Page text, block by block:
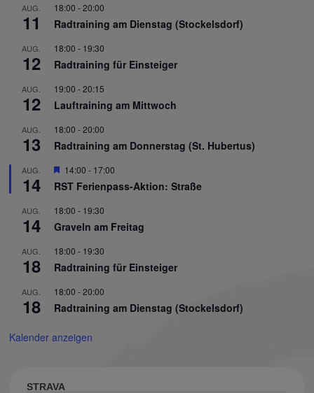
AUG.
11
18:00 -20:00
Radtraining am Dienstag (Stockelsdorf)
AUG.
12
18:00 - 19:30
Radtraining für Einsteiger
AUG.
12
19:00 -20:15
Lauftraining am Mittwoch
AUG.
13
18:00 -20:00
Radtraining am Donnerstag (St. Hubertus)
AUG.
14
Hervorgehoben
14:00 - 17:00
RST Ferienpass-Aktion: Straße
AUG.
14
18:00 - 19:30
Graveln am Freitag
AUG.
18
18:00 - 19:30
Radtraining für Einsteiger
AUG.
18
18:00 -20:00
Radtraining am Dienstag (Stockelsdorf)
Kalender anzeigen
STRAVA